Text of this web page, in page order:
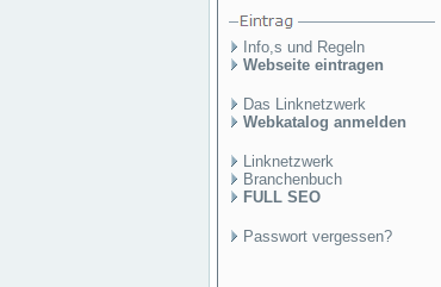
Info,s und Regeln
Webseite eintragen
Das Linknetzwerk
Webkatalog anmelden
Linknetzwerk
Branchenbuch
FULL SEO
Passwort vergessen?